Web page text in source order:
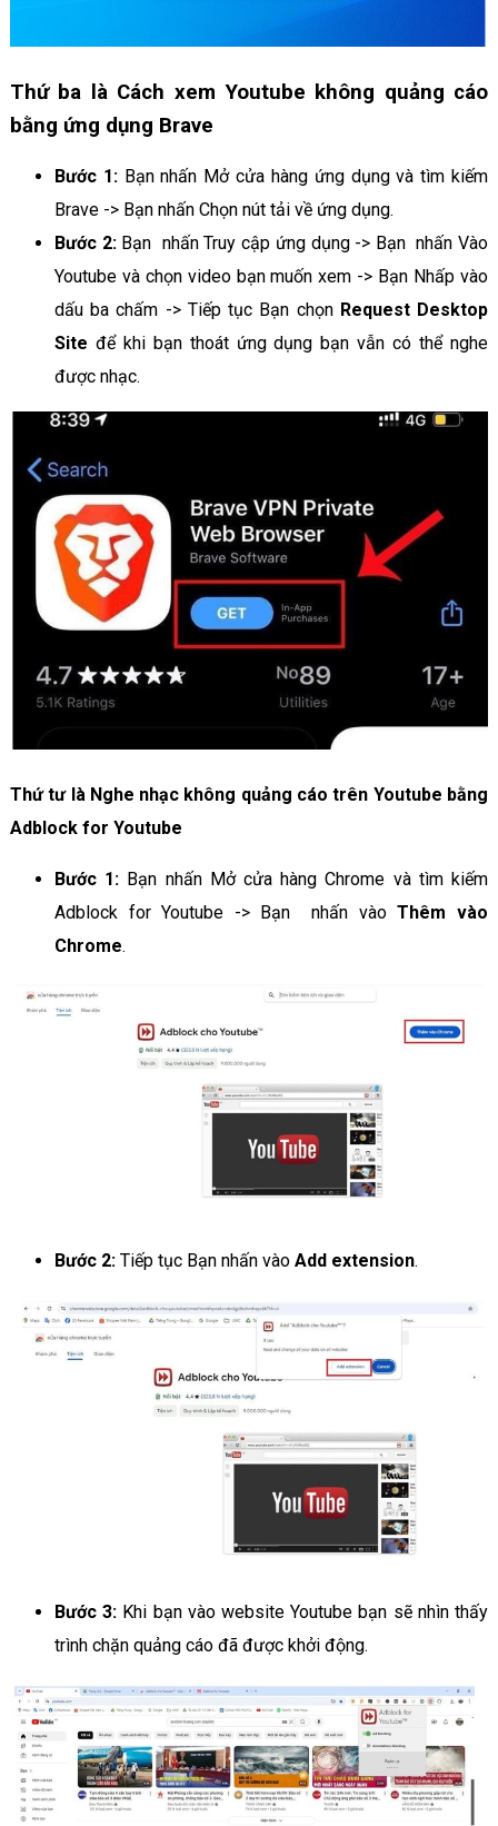
Thứ ba là Cách xem Youtube không quảng cáo
bằng ứng dụng Brave
Bước 1: Bạn nhấn Mở cửa hàng ứng dụng và tìm kiếm
Brave -> Bạn nhấn Chọn nút tải về ứng dụng.
Bước 2: Bạn nhấn Truy cập ứng dụng -> Bạn nhấn Vào
Youtube và chọn video bạn muốn xem -> Bạn Nhấp vào
dấu ba chấm -> Tiếp tục Bạn chọn Request Desktop
Site để khi bạn thoát ứng dụng bạn vẫn có thể nghe
được nhạc.
Thứ tư là Nghe nhạc không quảng cáo trên Youtube bằng
Adblock for Youtube
Bước 1: Bạn nhấn Mở cửa hàng Chrome và tìm kiếm
Adblock for Youtube -> Bạn nhấn vàoThêm vào
Chrome.
Bước 2:Tiếp tục Bạn nhấn vào Add extension.
Bước 3: Khi bạn vào website Youtube bạn sẽ nhìn thấy
trình chặn quảng cáo đã được khởi động.